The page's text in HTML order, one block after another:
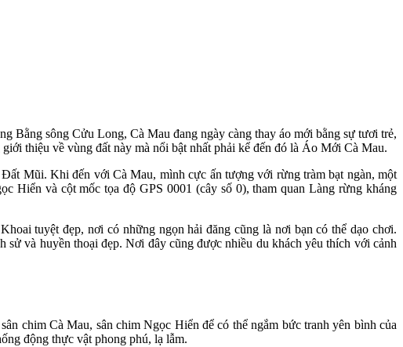
sông Cửu Long, Cà Mau đang ngày càng thay áo mới bằng sự tươi trẻ,
thiệu về vùng đất này mà nổi bật nhất phải kể đến đó là Áo Mới Cà Mau.
Mũi. Khi đến với Cà Mau, mình cực ấn tượng với rừng tràm bạt ngàn, một
Hiển và cột mốc tọa độ GPS 0001 (cây số 0), tham quan Làng rừng kháng
tuyệt đẹp, nơi có những ngọn hải đăng cũng là nơi bạn có thể dạo chơi.
và huyền thoại đẹp. Nơi đây cũng được nhiều du khách yêu thích với cảnh
chim Cà Mau, sân chim Ngọc Hiển để có thể ngắm bức tranh yên bình của
động thực vật phong phú, lạ lẫm.